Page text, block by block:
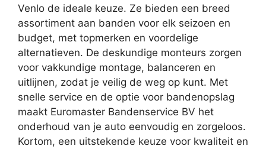
Venlo de ideale keuze. Ze bieden een breed
assortiment aan banden voor elk seizoen en
budget, met topmerken en voordelige
alternatieven. De deskundige monteurs zorgen
voor vakkundige montage, balanceren en
uitlijnen, zodat je veilig de weg op kunt. Met
snelle service en de optie voor bandenopslag
maakt Euromaster Bandenservice BV het
onderhoud van je auto eenvoudig en zorgeloos.
Kortom, een uitstekende keuze voor kwaliteit en